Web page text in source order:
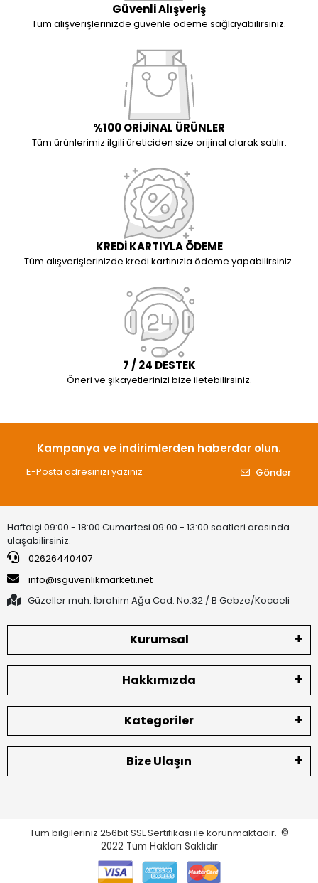
Güvenli Alışveriş
Tüm alışverişlerinizde güvenle ödeme sağlayabilirsiniz.
%100 ORİJİNAL ÜRÜNLER
Tüm ürünlerimiz ilgili üreticiden size orijinal olarak satılır.
KREDİ KARTIYLA ÖDEME
Tüm alışverişlerinizde kredi kartınızla ödeme yapabilirsiniz.
7 / 24 DESTEK
Öneri ve şikayetlerinizi bize iletebilirsiniz.
Kampanya ve indirimlerden haberdar olun.
Gönder
Haftaiçi 09:00 - 18:00 Cumartesi 09:00 - 13:00 saatleri arasında
ulaşabilirsiniz.
02626440407
info@isguvenlikmarketi.net
Güzeller mah. İbrahim Ağa Cad. No:32 / B Gebze/Kocaeli
Kurumsal
Hakkımızda
Kategoriler
Bize Ulaşın
Tüm bilgileriniz 256bit SSL Sertifikası ile korunmaktadır. ©
2022 Tüm Hakları Saklıdır